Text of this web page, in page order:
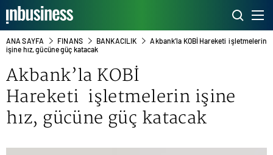
ANA SAYFA FINANS BANKACILIK
Akbank’la KOBİ Hareketi işletmelerin
işine hız, gücüne güç katacak
Akbank’la KOBİ
Hareketi işletmelerin işine
hız, gücüne güç katacak